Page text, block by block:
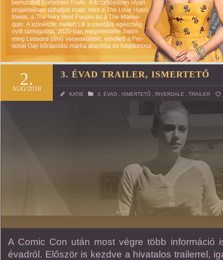
2.
AUG/2018
3. ÉVAD TRAILER, ISMERTETŐ
KATIE 3. ÉVAD ISMERTETŐ RIVERDALE TRAILER
A Comic Con után most végre több információ
évadról. Először is kezdve a hivatalos trailerrel,